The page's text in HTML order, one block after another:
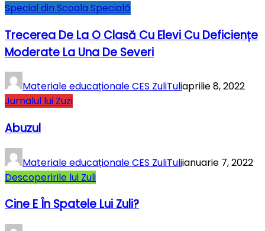
Special din Școala Specială
Trecerea De La O Clasă Cu Elevi Cu Deficiențe
Moderate La Una De Severi
Materiale educaționale CES ZuliTuliaprilie 8, 2022
Jurnalul lui Zuzi
Abuzul
Materiale educaționale CES ZuliTuliianuarie 7, 2022
Descoperirile lui Zuli
Cine E În Spatele Lui Zuli?